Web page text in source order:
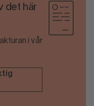
det här
i vår